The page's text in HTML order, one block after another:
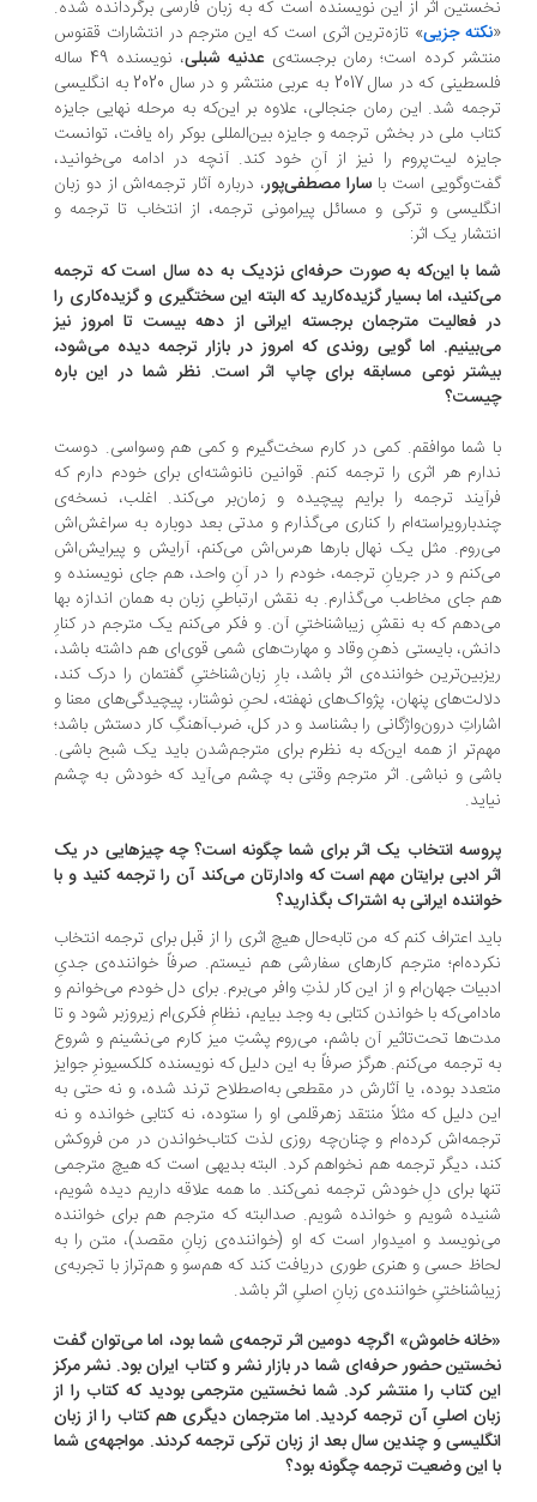
اثر از این نویسنده‌ است که به زبان فارسی برگردانده شده.
جزیی» تازه‌ترین اثری است که این مترجم در انتشارات ققنوس
کرده است؛ رمان برجسته‌یعدنیه شبلی
، نویسنده‌ 49 ساله‌
فلسطینی که در سال 2017 به عربی منتشر و در سال 2020 به انگلیسی
شد. این رمان جنجالی، علاوه بر این‌که به مرحله‌ نهایی جایزه‌
ملی در بخش ترجمه و جایزه‌ بین‌المللی بوکر راه یافت، توانست
لیت‌پروم را نیز از آنِ خود کند. آنچه در ادامه می‌خوانید،
است با سارا مصطفی‌پور، درباره‌ آثار ترجمه‌اش از دو زبان
و ترکی و مسائل پیرامونی ترجمه، از انتخاب تا ترجمه و
یک اثر:
با این‌که به صورت حرفه‌ای نزدیک به ده سال است که ترجمه
اما بسیار گزیده‌کارید که البته این سختگیری و گزیده‌کاری را
فعالیت مترجمان برجسته‌ ایرانی از دهه‌ بیست تا امروز نیز
اما گویی روندی که امروز در بازار ترجمه دیده می‌شود،
نوعی مسابقه برای چاپ اثر است. نظر شما در این باره
شما موافقم. کمی در کارم سخت‌گیرم و کمی هم وسواسی. دوست
هر اثری را ترجمه کنم. قوانین نانوشته‌ای برای خودم دارم که
ترجمه را برایم پیچیده و زمان‌بر می‌کند. اغلب، نسخه‌ی
را کناری می‌گذارم و مدتی بعد دوباره به سراغش‌اش
مثل یک نهال بارها هرس‌اش می‌کنم، آرایش و پیرایش‌اش
و در جریانِ ترجمه، خودم را در آنِ واحد، هم جای نویسنده و
جای مخاطب می‌گذارم. به نقش ارتباطیِ زبان به همان اندازه بها
که به نقشِ زیباشناختیِ آن. و فکر می‌کنم یک مترجم در کنارِ
بایستی ذهنِ وقاد و مهارت‌های شمی قوی‌ای هم داشته باشد،
خواننده‌ی اثر باشد، بارِ زبان‌شناختیِ گفتمان را درک کند،
پنهان، پژواک‌های نهفته، لحنِ نوشتار، پیچیدگی‌های معنا و
درون‌واژگانی را بشناسد و در کل، ضرب‌آهنگِ کار دستش باشد؛
از همه این‌که به نظرم برای مترجم‌شدن باید یک شبح باشی.
و نباشی. اثر مترجم وقتی به چشم می‌آید که خودش به چشم
انتخاب یک اثر برای شما چگونه است؟ چه چیزهایی در یک
ادبی برایتان مهم است که وادارتان می‌کند آن را ترجمه کنید و با
ایرانی به اشتراک بگذارید؟
اعتراف کنم که من تابه‌حال هیچ اثری را از قبل برای ترجمه انتخاب
مترجم کارهای سفارشی هم نیستم. صرفاً خواننده‌ی جدیِ
جهان‌ام و از این کار لذتِ وافر می‌برم. برای دل خودم می‌خوانم و
با خواندن کتابی به وجد بیایم، نظامِ فکری‌ام زیروزبر شود و تا
تحت‌تاثیر آن باشم، می‌روم پشتِ میز کارم می‌نشینم و شروع
ترجمه می‌کنم. هرگز صرفاً به این دلیل که نویسنده کلکسیونرِ جوایز
بوده، یا آثارش در مقطعی به‌اصطلاح ترند شده، و نه حتی به
دلیل که مثلاً منتقد زهرقلمی او را ستوده، نه کتابی خوانده و نه
کرده‌ام و چنان‌چه روزی لذت کتاب‌خواندن در من فروکش
دیگر ترجمه هم نخواهم کرد. البته بدیهی است که هیچ مترجمی
برای دلِ خودش ترجمه نمی‌کند. ما همه علاقه داریم دیده شویم،
شویم و خوانده شویم. صدالبته که مترجم هم برای خواننده
و امیدوار است که او (خواننده‌ی زبانِ مقصد)، متن را به
حسی و هنری طوری دریافت کند که هم‌سو و هم‌تراز با تجربه‌ی
خواننده‌ی زبانِ اصلیِ اثر باشد.
خاموش» اگرچه دومین اثر ترجمه‌ی شما بود، اما می‌توان گفت
حضور حرفه‌ای شما در بازار نشر و کتاب ایران بود. نشر مرکز
کتاب را منتشر کرد. شما نخستین مترجمی بودید که کتاب را از
اصلیِ آن ترجمه کردید. اما مترجمان دیگری هم کتاب را از زبان
و چندین سال بعد از زبان ترکی ترجمه کردند. مواجهه‌ی شما
این وضعیت ترجمه چگونه بود؟